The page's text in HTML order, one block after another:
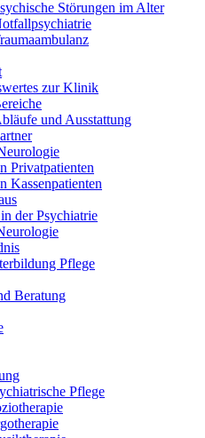
Störungen im Alter
zur Klinik
und Ausstattung
Privatpatienten
Kassenpatienten
der Psychiatrie
Pflege
Beratung
Pflege